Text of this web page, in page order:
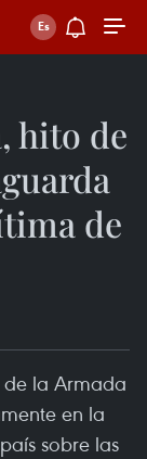
hito de
de
de la Armada
en la
sobre las